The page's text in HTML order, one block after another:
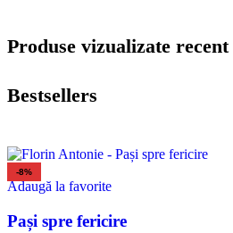
Produse vizualizate recent
Bestsellers
-8%
Adaugă la favorite
Pași spre fericire